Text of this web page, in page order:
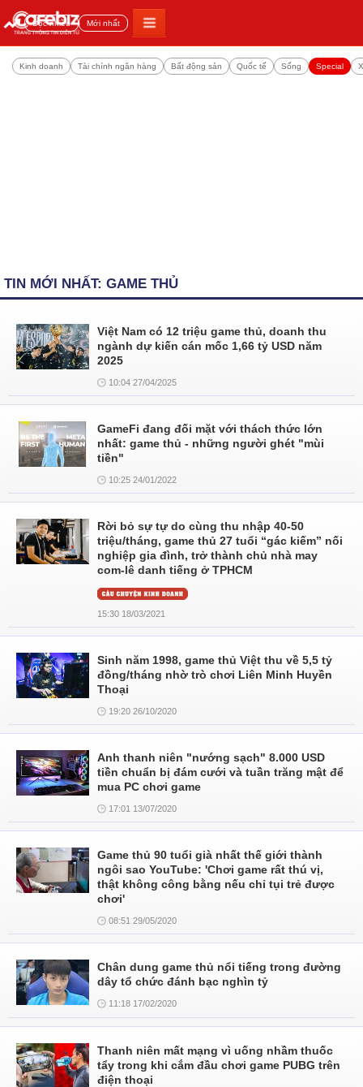
Đọc nhiều Mới nhất
Kinh doanh Tài chính ngân hàng Bất động sản Quốc tế Sống Special
TIN MỚI NHẤT: GAME THỦ
Việt Nam có 12 triệu game thủ, doanh thu
ngành dự kiến cán mốc 1,66 tỷ USD năm
2025
10:04 27/04/2025
GameFi đang đối mặt với thách thức lớn
nhất: game thủ - những người ghét "mùi
tiền"
10:25 24/01/2022
Rời bỏ sự tự do cùng thu nhập 40-50
triệu/tháng, game thủ 27 tuổi “gác kiếm” nối
nghiệp gia đình, trở thành chủ nhà may
com-lê danh tiếng ở TPHCM
15:30 18/03/2021
Sinh năm 1998, game thủ Việt thu về 5,5 tỷ
đồng/tháng nhờ trò chơi Liên Minh Huyền
Thoại
19:20 26/10/2020
Anh thanh niên "nướng sạch" 8.000 USD
tiền chuẩn bị đám cưới và tuần trăng mật để
mua PC chơi game
17:01 13/07/2020
Game thủ 90 tuổi già nhất thế giới thành
ngôi sao YouTube: 'Chơi game rất thú vị,
thật không công bằng nếu chỉ tụi trẻ được
chơi'
08:51 29/05/2020
Chân dung game thủ nổi tiếng trong đường
dây tổ chức đánh bạc nghìn tỷ
11:18 17/02/2020
Thanh niên mất mạng vì uống nhầm thuốc
tẩy trong khi cắm đầu chơi game PUBG trên
điện thoại